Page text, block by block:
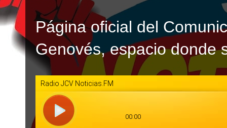
Página oficial del
Genovés, espacio donde